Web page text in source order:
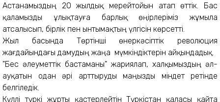
Астанамыздың 20 жылдық мерейтойын атап өттік. Бас
қаламызды ұлықтауға барлық өңірлеріміз жұмыла
атсалысып, бірлік пен ынтымақтың үлгісін көрсетті.
Жыл басында Төртінші өнеркәсіптік революция
жағдайындағы дамудың жаңа мүмкіндіктерін айқындадық.
"Бес әлеуметтік бастаманы" жариялап, халқымыздың әл-
ауқатын одан әрі арттыруды маңызды міндет ретінде
белгіледік.
Күллі түркі жұрты қастерлейтін Түркістан қаласы қайта